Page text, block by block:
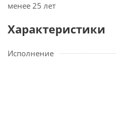
менее 25 лет
Характеристики
Исполнение